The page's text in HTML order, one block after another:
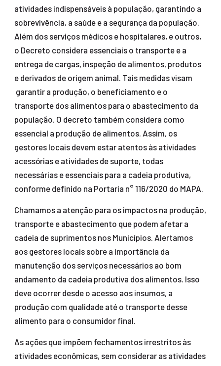
atividades indispensáveis à população, garantindo a
sobrevivência, a saúde e a segurança da população.
Além dos serviços médicos e hospitalares, e outros,
o Decreto considera essenciais o transporte e a
entrega de cargas, inspeção de alimentos, produtos
e derivados de origem animal. Tais medidas visam
garantir a produção, o beneficiamento e o
transporte dos alimentos para o abastecimento da
população. O decreto também considera como
essencial a produção de alimentos. Assim, os
gestores locais devem estar atentos às atividades
acessórias e atividades de suporte, todas
necessárias e essenciais para a cadeia produtiva,
conforme definido na Portaria n° 116/2020 do MAPA.
Chamamos a atenção para os impactos na produção,
transporte e abastecimento que podem afetar a
cadeia de suprimentos nos Municípios. Alertamos
aos gestores locais sobre a importância da
manutenção dos serviços necessários ao bom
andamento da cadeia produtiva dos alimentos. Isso
deve ocorrer desde o acesso aos insumos, a
produção com qualidade até o transporte desse
alimento para o consumidor final.
As ações que impõem fechamentos irrestritos às
atividades econômicas, sem considerar as atividades